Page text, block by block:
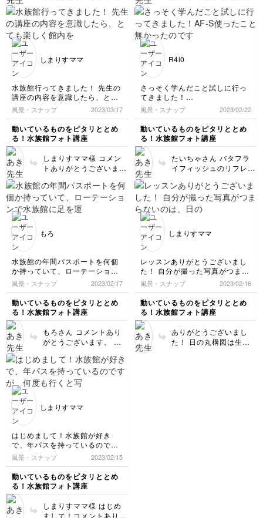
法なども楽しんで頂けて
いるようで、嬉しいで
す。 写真は広角気味で
が立体的に見えるように
力がより伝わりますね！
が当たってるとこだけ見
えて、それ以外が真っ暗
な写真とが面白いかもし
しまりすママ
水族館行ってきました！ 先生の
講座の内容を意識したら、とて
も楽しく館内をまわることが出
来ました(^^)
こちらの写真はムツゴロウが2
匹見つめあっているように撮り
ました。
私のカメラはオートフォーカス
しか出来ない機種だと思い込ん
でいましたが、こちらのレッス
ンを聞きながら設定を見直して
みたところ、マニュアルにも切
り替えることが出来ました笑
風景・スナップ 2023/03/17
動いているものをピタリととめ
る！水族館フォト講座
しまりすママ様 コメン
トありがとうございま
な世界観があって素敵で
すね！ マニュアルフォ
ーカスを使えば、意図し
い活用してみてください
R4i0
さっそく学んだこと試しに行っ
てきました！
AF-S使ったこと無かったのです
が初めて使用しました！
まだまだ試せてないことも多い
のでこれからも勉強させてもら
います！
風景・スナップ 2023/02/22
動いているものをピタリととめ
る！水族館フォト講座
たいちゃさん バタフラ
イフィッシュのリフレク
バタフライフィッシュの
ようにあまり泳ぎのない
魚などにはAFSが大活躍
もろ
水族館の年間パスポートを何個
か持っていて、ローテーション
で水族館に足を運んでのんびり
魚を眺める休日を送っておりま
す。こちらの講座を見て、見慣
れた場所でも新しい発見や挑戦
が溢れていることに気がつい
て、より一層水族館が好きにな
りました！生き物たちの思わぬ
フェードインなども楽しみつ
つ、いい写真が撮れるよう練習
していきたいです。
風景・スナップ 2023/02/17
動いているものをピタリととめ
る！水族館フォト講座
もろさん コメントあり
がとうございます。 僕
されていて、嬉しくなっ
ちゃいました(笑) また、
水族館をより好きになる
ドインの写真素敵です
ントが合ってない点が、
むしろ思わぬ瞬間に撮影
できた感じがして好きで
す。 今後も撮影された
写真があれば、ぜひ見せ
てください！ 楽しみに
しております。
しまりすママ
レッスンありがとうございまし
た！ 自分が撮った写真がつまら
ないのは、日の丸構図ばかりだ
からだと気付くことが出来まし
た(^-^;
無意識で、図鑑の写真のように
に撮ろうとしていたのかもしれ
ません。現像して何度も見返し
たくなるような写真を目指しま
す！！
風景・スナップ 2023/02/16
動いているものをピタリととめ
る！水族館フォト講座
ありがとうございまし
た！ 日の丸構図は生き
しまりすママ
はじめまして！水族館が好き
で、年パスを持っているのです
が、何度も行くと写真がマンネ
リ化してしまい、最近は行って
も全く写真を撮っていませんで
した。
この講座を受講して、水族館フ
ォトを楽しめるといいなと思い
ます！よろしくお願いいたしま
風景・スナップ 2023/02/15
動いているものをピタリととめ
る！水族館フォト講座
しまりすママ様 はじめ
まして！コメントありが